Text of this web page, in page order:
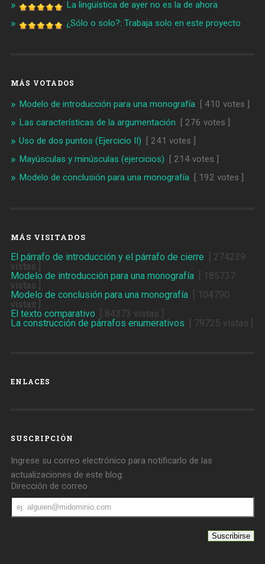
La lingüística de ayer no es la de ahora
¿Sólo o solo?: Trabaja solo en este proyecto
MÁS VOTADOS
Modelo de introducción para una monografía[ 410 votes ]
Las características de la argumentación [ 276 votes ]
Uso de dos puntos (Ejercicio II) [ 241 votes ]
Mayúsculas y minúsculas (ejercicios) [ 214 votes ]
Modelo de conclusión para una monografía[ 192 votes ]
MÁS VISITADOS
El párrafo de introducción y el párrafo de cierre [ 274239
vistas ]
Modelo de introducción para una monografía[ 185737
vistas ]
Modelo de conclusión para una monografía[ 104790
vistas ]
El texto comparativo [ 84373 vistas ]
La construcción de párrafos enumerativos [ 79725 vistas ]
ENLACES
SUSCRIPCIÓN
Ingrese su correo electrónico para notificarlo de las
actualizaciones de este blog:
Dirección de correo
Dirección
de
correo